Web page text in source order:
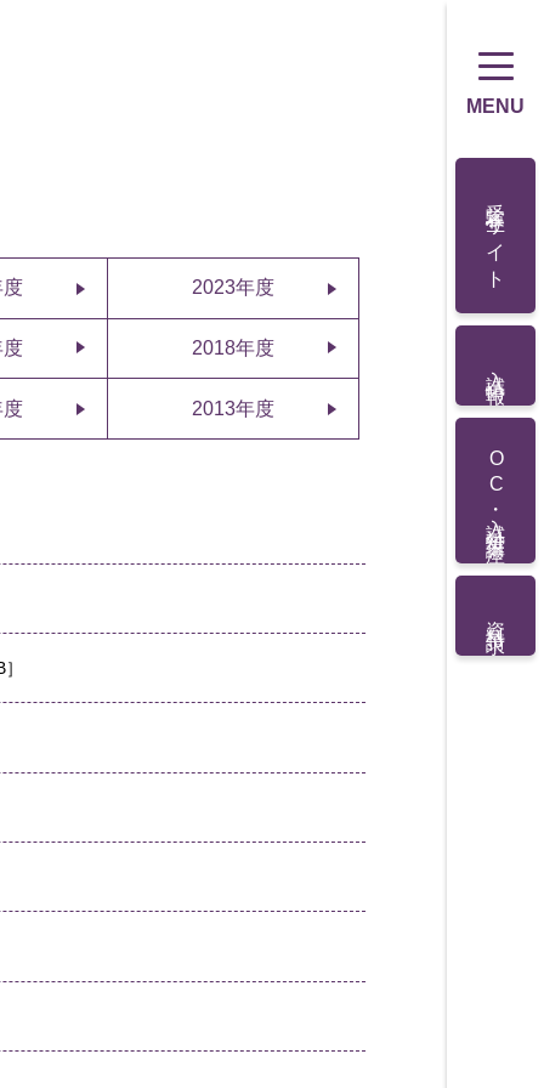
MENU
受験生サイト
OC・入試対策講座
度 2023年度
度 2018年度
度 2013年度